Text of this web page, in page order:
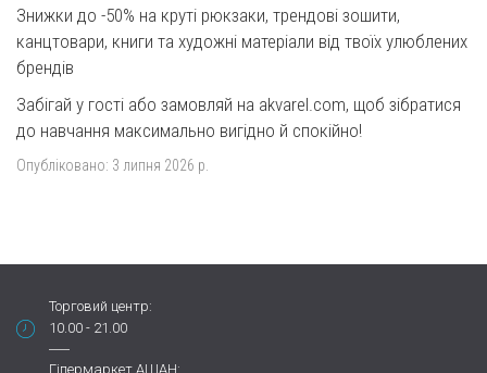
Знижки до -50% на круті рюкзаки, трендові зошити,
канцтовари, книги та художні матеріали від твоїх улюблених
брендів
Забігай у гості або замовляй на akvarel.com, щоб зібратися
до навчання максимально вигідно й спокійно!
Опубліковано: 3 липня 2026 р.
Торговий центр:
10.00 - 21.00
Гіпермаркет АШАН: